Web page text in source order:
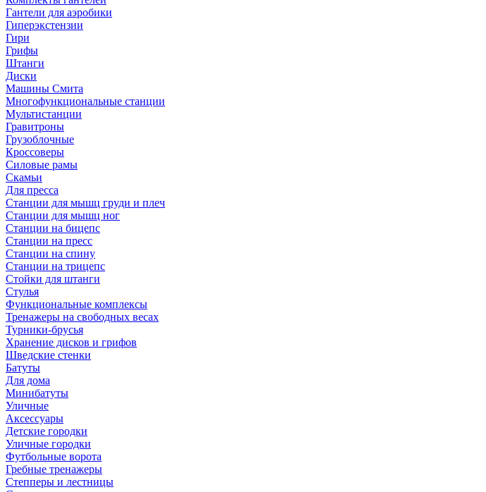
Гантели для аэробики
Гиперэкстензии
Гири
Грифы
Штанги
Диски
Машины Смита
Многофункциональные станции
Мультистанции
Гравитроны
Грузоблочные
Кроссоверы
Силовые рамы
Скамьи
Для пресса
Станции для мышц груди и плеч
Станции для мышц ног
Станции на бицепс
Станции на пресс
Станции на спину
Станции на трицепс
Стойки для штанги
Стулья
Функциональные комплексы
Тренажеры на свободных весах
Турники-брусья
Хранение дисков и грифов
Шведские стенки
Батуты
Для дома
Минибатуты
Уличные
Аксессуары
Детские городки
Уличные городки
Футбольные ворота
Гребные тренажеры
Степперы и лестницы